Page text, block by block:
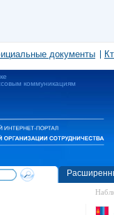
документы
коммуникациям